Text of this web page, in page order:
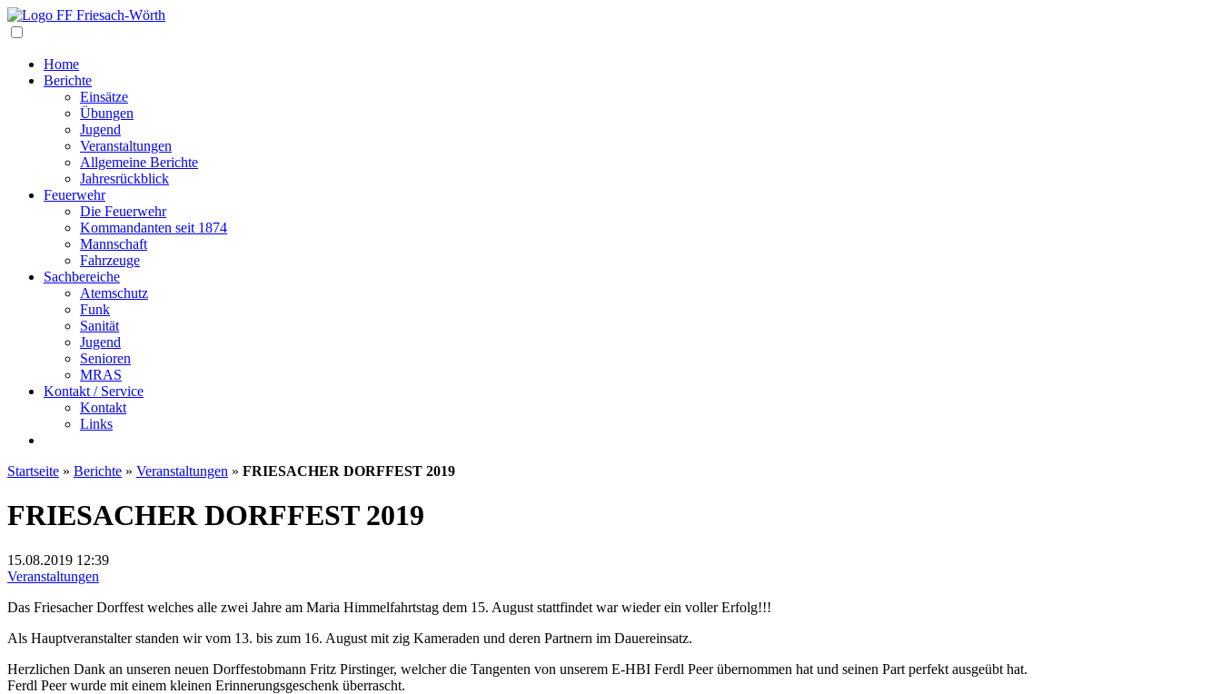
Home
Berichte
Einsätze
Übungen
Jugend
Veranstaltungen
Allgemeine Berichte
Jahresrückblick
Feuerwehr
Die Feuerwehr
Kommandanten seit 1874
Mannschaft
Fahrzeuge
Sachbereiche
Atemschutz
Funk
Sanität
Jugend
Senioren
MRAS
Kontakt / Service
Kontakt
Links
Startseite » Berichte » Veranstaltungen » FRIESACHER DORFFEST 2019
FRIESACHER DORFFEST 2019
15.08.2019 12:39
Veranstaltungen
Das Friesacher Dorffest welches alle zwei Jahre am Maria Himmelfahrtstag dem 15. August stattfindet war wieder ein voller Erfolg!!!
Als Hauptveranstalter standen wir vom 13. bis zum 16. August mit zig Kameraden und deren Partnern im Dauereinsatz.
Herzlichen Dank an unseren neuen Dorffestobmann Fritz Pirstinger, welcher die Tangenten von unserem E-HBI Ferdl Peer übernommen hat und seinen Part perfekt ausgeübt hat.
Ferdl Peer wurde mit einem kleinen Erinnerungsgeschenk überrascht.